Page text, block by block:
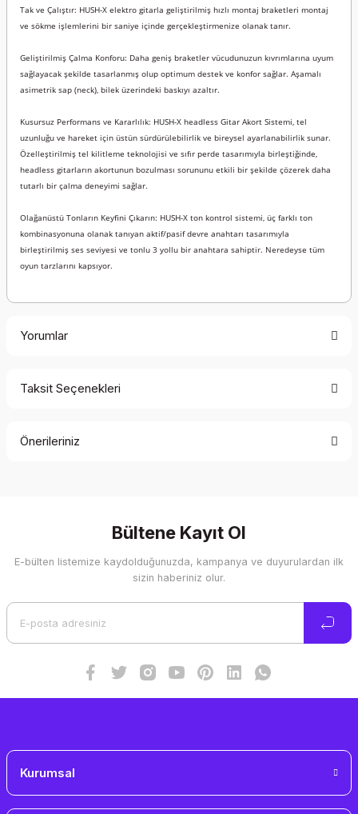
Tak ve Çalıştır: HUSH-X elektro gitarla geliştirilmiş hızlı montaj braketleri montaj
ve sökme işlemlerini bir saniye içinde gerçekleştirmenize olanak tanır.
Geliştirilmiş Çalma Konforu: Daha geniş braketler vücudunuzun kıvrımlarına uyum
sağlayacak şekilde tasarlanmış olup optimum destek ve konfor sağlar. Aşamalı
asimetrik sap (neck), bilek üzerindeki baskıyı azaltır.
Kusursuz Performans ve Kararlılık: HUSH-X headless Gitar Akort Sistemi, tel
uzunluğu ve hareket için üstün sürdürülebilirlik ve bireysel ayarlanabilirlik sunar.
Özelleştirilmiş tel kilitleme teknolojisi ve sıfır perde tasarımıyla birleştiğinde,
headless gitarların akortunun bozulması sorununu etkili bir şekilde çözerek daha
tutarlı bir çalma deneyimi sağlar.
Olağanüstü Tonların Keyfini Çıkarın: HUSH-X ton kontrol sistemi, üç farklı ton
kombinasyonuna olanak tanıyan aktif/pasif devre anahtarı tasarımıyla
birleştirilmiş ses seviyesi ve tonlu 3 yollu bir anahtara sahiptir. Neredeyse tüm
oyun tarzlarını kapsıyor.
Yorumlar
Taksit Seçenekleri
Önerileriniz
Görüş ve önerileriniz için teşekkür ederiz.
Ürün resmi kalitesiz, bozuk veya görüntülenemiyor.
Bültene Kayıt Ol
E-bülten listemize kaydolduğunuzda, kampanya ve duyurulardan ilk
sizin haberiniz olur.
Kurumsal